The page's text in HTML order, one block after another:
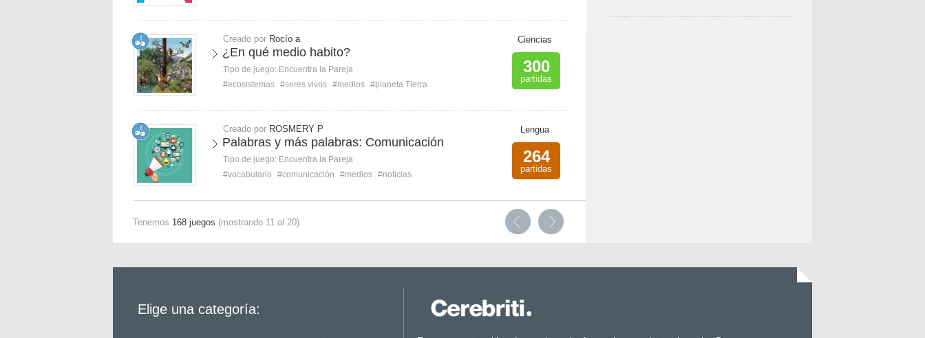
Creado por Rocío a
¿En qué medio habito?
Tipo de juego: Encuentra la Pareja
#ecosistemas #seres vivos #medios #planeta Tierra
Ciencias
300
partidas
Creado por ROSMERY P
Palabras y más palabras: Comunicación
Tipo de juego: Encuentra la Pareja
#vocabulario
#comunicación #medios #noticias
Lengua
264
partidas
Tenemos 168 juegos (mostrando 11 al 20)
Elige una categoría: